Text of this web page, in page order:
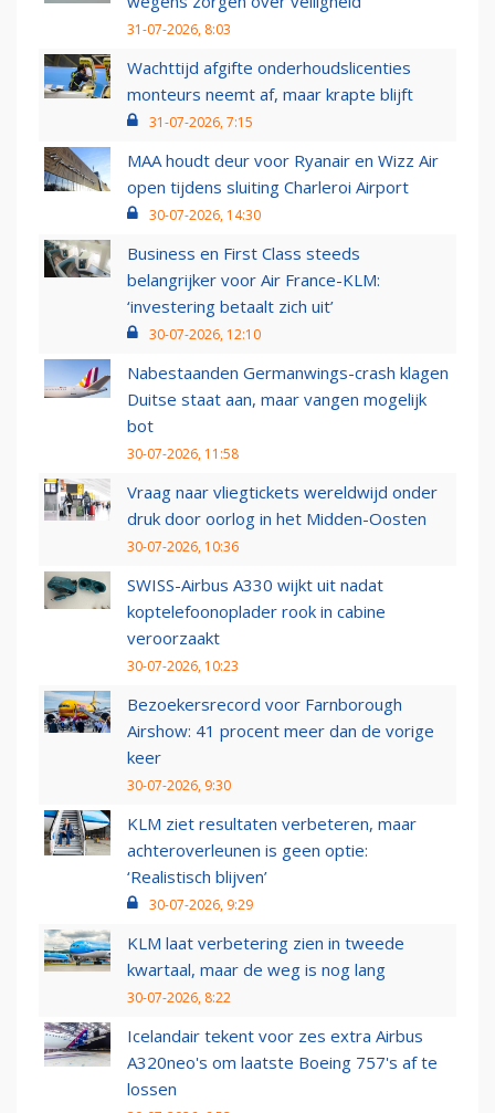
31-07-2026, 8:03
Wachttijd afgifte onderhoudslicenties
monteurs neemt af, maar krapte blijft
31-07-2026, 7:15
MAA houdt deur voor Ryanair en Wizz Air
open tijdens sluiting Charleroi Airport
30-07-2026, 14:30
Business en First Class steeds
belangrijker voor Air France-KLM:
‘investering betaalt zich uit’
30-07-2026, 12:10
Nabestaanden Germanwings-crash klagen
Duitse staat aan, maar vangen mogelijk
bot
30-07-2026, 11:58
Vraag naar vliegtickets wereldwijd onder
druk door oorlog in het Midden-Oosten
30-07-2026, 10:36
SWISS-Airbus A330 wijkt uit nadat
koptelefoonoplader rook in cabine
veroorzaakt
30-07-2026, 10:23
Bezoekersrecord voor Farnborough
Airshow: 41 procent meer dan de vorige
keer
30-07-2026, 9:30
KLM ziet resultaten verbeteren, maar
achteroverleunen is geen optie:
‘Realistisch blijven’
30-07-2026, 9:29
KLM laat verbetering zien in tweede
kwartaal, maar de weg is nog lang
30-07-2026, 8:22
Icelandair tekent voor zes extra Airbus
A320neo's om laatste Boeing 757's af te
lossen